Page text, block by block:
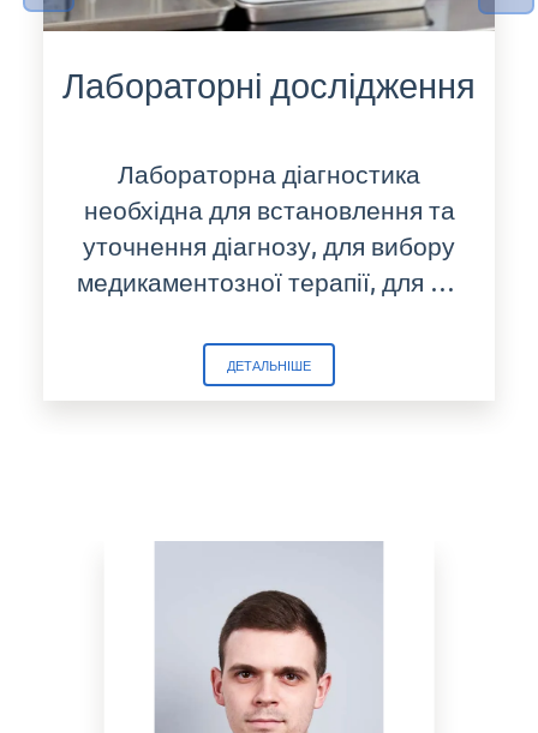
Лабораторні дослідження
Лабораторна діагностика
необхідна для встановлення та
уточнення діагнозу, для вибору
медикаментозної терапії, для контролю ефективності лікування, при підготовці до хірургічних втручань. У нас ви можете зробити всі види лабораторних досліджень швидко, комфортно та безпечно. Основна частина результатів аналізів буде готова...
ДЕТАЛЬНІШЕ